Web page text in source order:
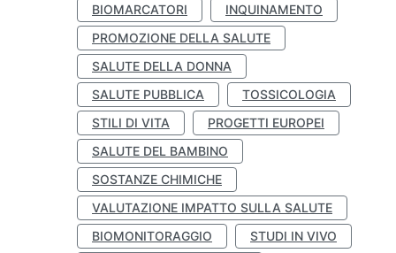
BIOMARCATORI
INQUINAMENTO
PROMOZIONE DELLA SALUTE
SALUTE DELLA DONNA
SALUTE PUBBLICA
TOSSICOLOGIA
STILI DI VITA
PROGETTI EUROPEI
SALUTE DEL BAMBINO
SOSTANZE CHIMICHE
VALUTAZIONE IMPATTO SULLA SALUTE
BIOMONITORAGGIO
STUDI IN VIVO